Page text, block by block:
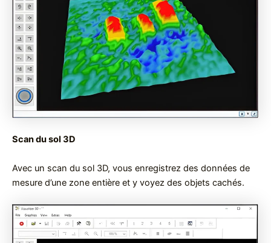
Scan du sol 3D
Avec un scan du sol 3D, vous enregistrez des données de
mesure d’une zone entière et y voyez des objets cachés.